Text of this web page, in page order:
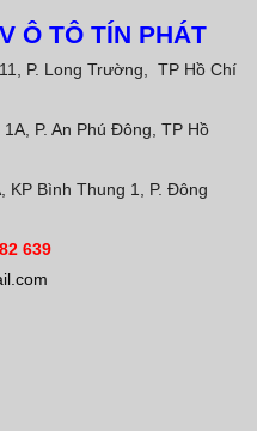
Ô TÔ TÍN PHÁT
P. Long Trường, TP Hồ Chí
P. An Phú Đông, TP Hồ
KP Bình Thung 1, P. Đông
639